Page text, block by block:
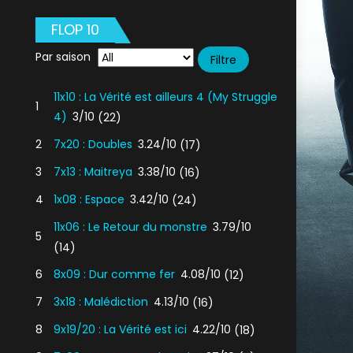
FLOP 10
Par saison
1
11x10 : La Vérité est ailleurs 4 (My Struggle
4) 3/10 (22)
2
7x20 : Doubles 3.24/10 (17)
3
7x13 : Maitreya 3.38/10 (16)
4
1x08 : Espace 3.42/10 (24)
5
11x06 : Le Retour du monstre 3.79/10
(14)
6
8x09 : Dur comme fer 4.08/10 (12)
7
3x18 : Malédiction 4.13/10 (16)
8
9x19/20 : La Vérité est ici 4.22/10 (18)